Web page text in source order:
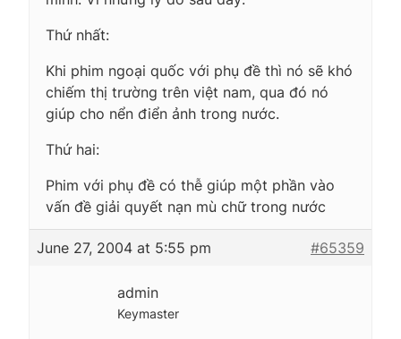
Thứ nhất:
Khi phim ngoại quốc với phụ đề thì nó sẽ khó
chiếm thị trường trên việt nam, qua đó nó
giúp cho nển điển ảnh trong nước.
Thứ hai:
Phim với phụ đề có thễ giúp một phần vào
vấn đề giải quyết nạn mù chữ trong nước
June 27, 2004 at 5:55 pm #65359
admin
Keymaster